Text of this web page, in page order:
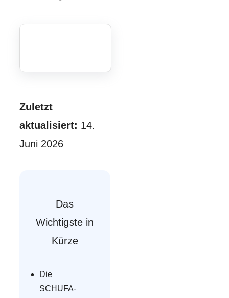
Zuletzt
aktualisiert: 14.
Juni 2026
Das
Wichtigste in
Kürze
Die
SCHUFA-